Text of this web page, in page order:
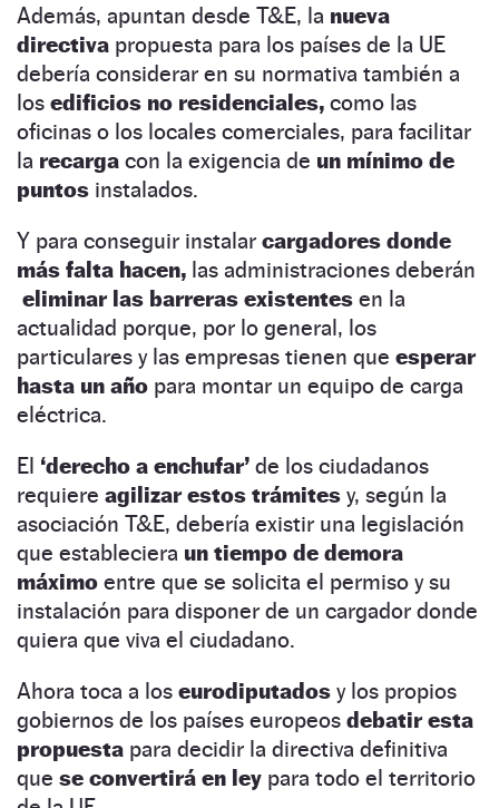
Además, apuntan desde T&E, la nueva
directiva propuesta para los países de la UE
debería considerar en su normativa también a
los edificios no residenciales, como las
oficinas o los locales comerciales, para facilitar
la recarga con la exigencia de un mínimo de
puntos instalados.
Y para conseguir instalar cargadores donde
más falta hacen, las administraciones deberán
eliminar las barreras existentes en la
actualidad porque, por lo general, los
particulares y las empresas tienen que esperar
hasta un año para montar un equipo de carga
eléctrica.
El ‘derecho a enchufar’ de los ciudadanos
requiere agilizar estos trámites y, según la
asociación T&E, debería existir una legislación
que estableciera un tiempo de demora
máximo entre que se solicita el permiso y su
instalación para disponer de un cargador donde
quiera que viva el ciudadano.
Ahora toca a los eurodiputados y los propios
gobiernos de los países europeos debatir esta
propuesta para decidir la directiva definitiva
que se convertirá en ley para todo el territorio